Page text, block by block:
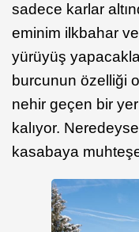
sadece karlar
eminim ilkbahar
yürüyüş
burcunun özelliği
nehir geçen bir
kalıyor.
kasabaya